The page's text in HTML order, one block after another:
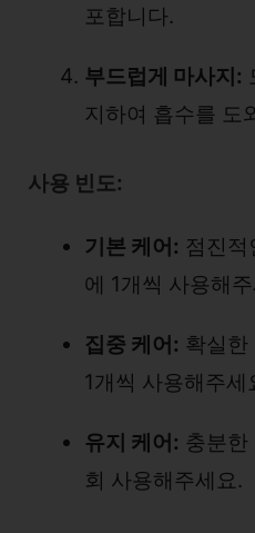
포합니다.
부드럽게 마사지:
지하여 흡수를 도
사용 빈도:
기본 케어: 점진
에 1개씩 사용해
집중 케어: 확실한
1개씩 사용해주세
유지 케어: 충분한
회 사용해주세요.